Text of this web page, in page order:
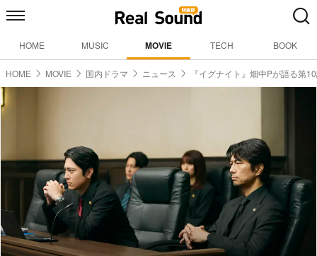
HOME MUSIC MOVIE TECH BOOK
HOME MOVIE 国内ドラマ ニュース 『イグナイト』畑中Pが語る